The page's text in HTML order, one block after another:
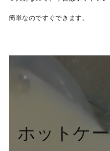
簡単なのですぐできます。
ホットケ